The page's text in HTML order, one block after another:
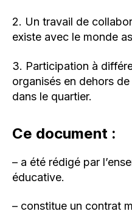
2. Un travail de
existe avec le monde
3. Participation à
organisés en dehors
dans le quartier.
Ce document :
– a été rédigé par
éducative.
– constitue un contrat